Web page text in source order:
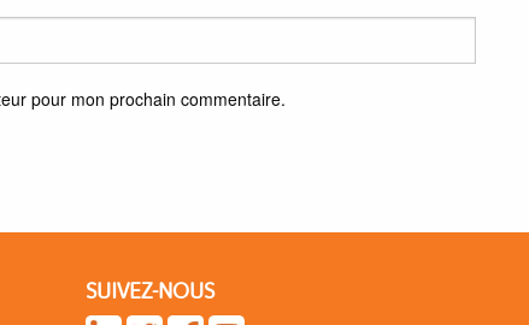
pour mon prochain commentaire.
SUIVEZ-NOUS